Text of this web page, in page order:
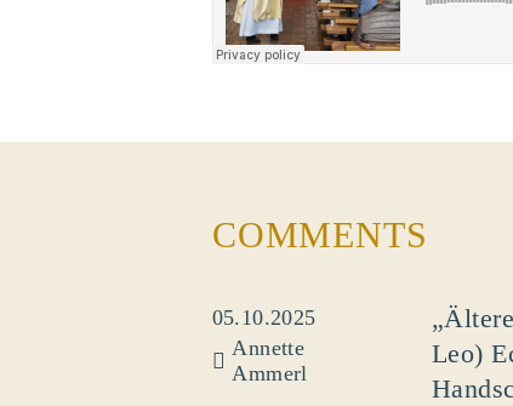
COMMENTS
05.10.2025
Annette
Ammerl
Leo)